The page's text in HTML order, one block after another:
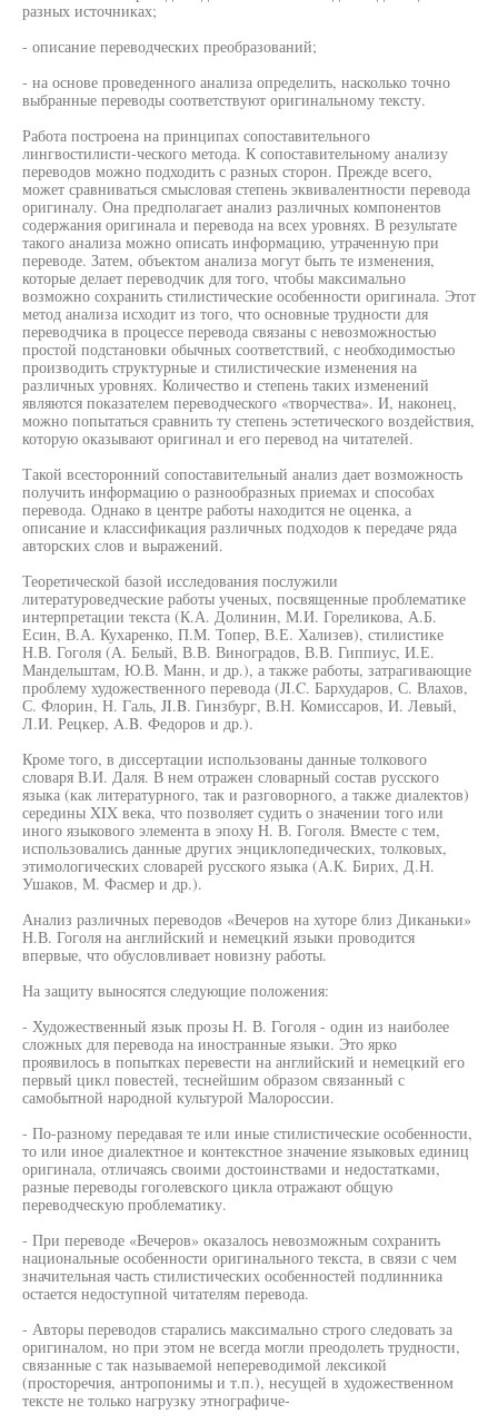
разных источниках;
- описание переводческих преобразований;
- на основе проведенного анализа определить, насколько точно
выбранные переводы соответствуют оригинальному тексту.
Работа построена на принципах сопоставительного
лингвостилисти-ческого метода. К сопоставительному анализу
переводов можно подходить с разных сторон. Прежде всего,
может сравниваться смысловая степень эквивалентности перевода
оригиналу. Она предполагает анализ различных компонентов
содержания оригинала и перевода на всех уровнях. В результате
такого анализа можно описать информацию, утраченную при
переводе. Затем, объектом анализа могут быть те изменения,
которые делает переводчик для того, чтобы максимально
возможно сохранить стилистические особенности оригинала. Этот
метод анализа исходит из того, что основные трудности для
переводчика в процессе перевода связаны с невозможностью
простой подстановки обычных соответствий, с необходимостью
производить структурные и стилистические изменения на
различных уровнях. Количество и степень таких изменений
являются показателем переводческого «творчества». И, наконец,
можно попытаться сравнить ту степень эстетического воздействия,
которую оказывают оригинал и его перевод на читателей.
Такой всесторонний сопоставительный анализ дает возможность
получить информацию о разнообразных приемах и способах
перевода. Однако в центре работы находится не оценка, а
описание и классификация различных подходов к передаче ряда
авторских слов и выражений.
Теоретической базой исследования послужили
литературоведческие работы ученых, посвященные проблематике
интерпретации текста (К.А. Долинин, М.И. Гореликова, А.Б.
Есин, В.А. Кухаренко, П.М. Топер, В.Е. Хализев), стилистике
Н.В. Гоголя (А. Белый, В.В. Виноградов, В.В. Гиппиус, И.Е.
Мандельштам, Ю.В. Манн, и др.), а также работы, затрагивающие
проблему художественного перевода (JI.C. Бархударов, С. Влахов,
С. Флорин, Н. Галь, JI.B. Гинзбург, В.Н. Комиссаров, И. Левый,
Л.И. Рецкер, A.B. Федоров и др.).
Кроме того, в диссертации использованы данные толкового
словаря В.И. Даля. В нем отражен словарный состав русского
языка (как литературного, так и разговорного, а также диалектов)
середины XIX века, что позволяет судить о значении того или
иного языкового элемента в эпоху Н. В. Гоголя. Вместе с тем,
использовались данные других энциклопедических, толковых,
этимологических словарей русского языка (А.К. Бирих, Д.Н.
Ушаков, М. Фасмер и др.).
Анализ различных переводов «Вечеров на хуторе близ Диканьки»
Н.В. Гоголя на английский и немецкий языки проводится
впервые, что обусловливает новизну работы.
На защиту выносятся следующие положения:
- Художественный язык прозы Н. В. Гоголя - один из наиболее
сложных для перевода на иностранные языки. Это ярко
проявилось в попытках перевести на английский и немецкий его
первый цикл повестей, теснейшим образом связанный с
самобытной народной культурой Малороссии.
- По-разному передавая те или иные стилистические особенности,
то или иное диалектное и контекстное значение языковых единиц
оригинала, отличаясь своими достоинствами и недостатками,
разные переводы гоголевского цикла отражают общую
переводческую проблематику.
- При переводе «Вечеров» оказалось невозможным сохранить
национальные особенности оригинального текста, в связи с чем
значительная часть стилистических особенностей подлинника
остается недоступной читателям перевода.
- Авторы переводов старались максимально строго следовать за
оригиналом, но при этом не всегда могли преодолеть трудности,
связанные с так называемой непереводимой лексикой
(просторечия, антропонимы и т.п.), несущей в художественном
тексте не только нагрузку этнографиче-